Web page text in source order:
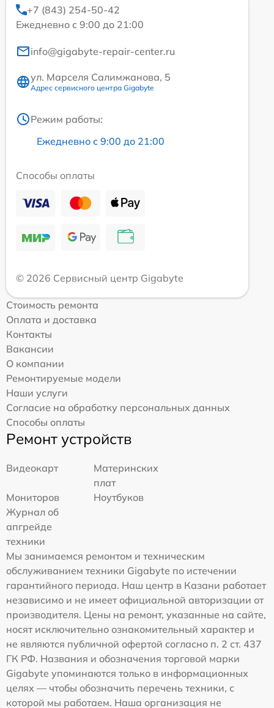
+7 (843) 254-50-42
Ежедневно с 9:00 до 21:00
info@gigabyte-repair-center.ru
ул. Марселя Салимжанова, 5
Адрес сервисного центра Gigabyte
Режим работы:
Ежедневно с 9:00 до 21:00
Способы оплаты
© 2026 Сервисный центр Gigabyte
Стоимость ремонта
Оплата и доставка
Контакты
Вакансии
О компании
Ремонтируемые модели
Наши услуги
Согласие на обработку персональных данных
Способы оплаты
Ремонт устройств
Видеокарт
Материнских
плат
Мониторов
Ноутбуков
Журнал об
апгрейде
техники
Мы занимаемся ремонтом и техническим
обслуживанием техники Gigabyte по истечении
гарантийного периода. Наш центр в Казани работает
независимо и не имеет официальной авторизации от
производителя. Цены на ремонт, указанные на сайте,
носят исключительно ознакомительный характер и
не являются публичной офертой согласно п. 2 ст. 437
ГК РФ. Названия и обозначения торговой марки
Gigabyte упоминаются только в информационных
целях — чтобы обозначить перечень техники, с
которой мы работаем. Наша организация не